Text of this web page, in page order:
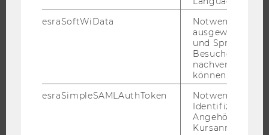
WARUM WU?
EXECUTIVE EDUCATION
esraSoftWiData
Notwendig um
ausgewählte
und
Besuchers
nachverfolgen
können.
esraSimpleSAMLAuthToken
Notwendig zur
Identifizierung
Angehörige/r für
Kursanmeldung.